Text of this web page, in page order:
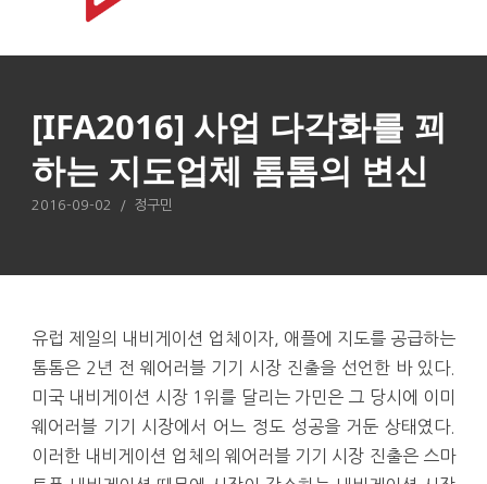
[IFA2016] 사업 다각화를 꾀
하는 지도업체 톰톰의 변신
2016-09-02 / 정구민
유럽 제일의 내비게이션 업체이자, 애플에 지도를 공급하는
톰톰은 2년 전 웨어러블 기기 시장 진출을 선언한 바 있다.
미국 내비게이션 시장 1위를 달리는 가민은 그 당시에 이미
웨어러블 기기 시장에서 어느 정도 성공을 거둔 상태였다.
이러한 내비게이션 업체의 웨어러블 기기 시장 진출은 스마